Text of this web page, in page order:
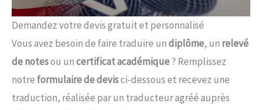
Demandez votre devis gratuit et personnalisé
Vous avez besoin de faire traduire undiplôme, un relevé
de notesou uncertificat académique? Remplissez
notre formulaire de devisci-dessous et recevez une
traduction, réalisée par un traducteur agréé auprès